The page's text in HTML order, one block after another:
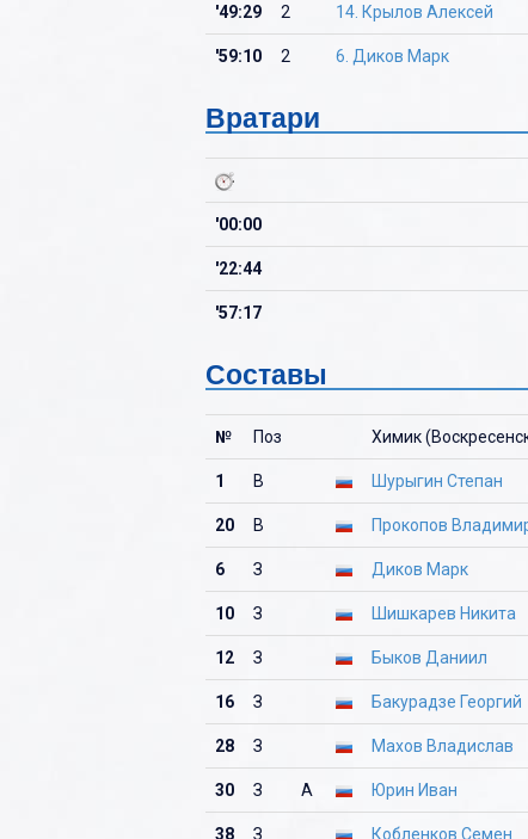
'49:29 2 14. Крылов Алексей
'59:10 2 6. Диков Марк
Вратари
'00:00
'22:44
'57:17
Составы
№ Поз Химик
1 В Шурыгин Степан
20 В Прокопов
6 З Диков Марк
10 З Шишкарев Никита
12 З Быков Даниил
16 З Бакурадзе Георгий
28 З Махов Владислав
30 З А Юрин Иван
38 З Кобленков Семен